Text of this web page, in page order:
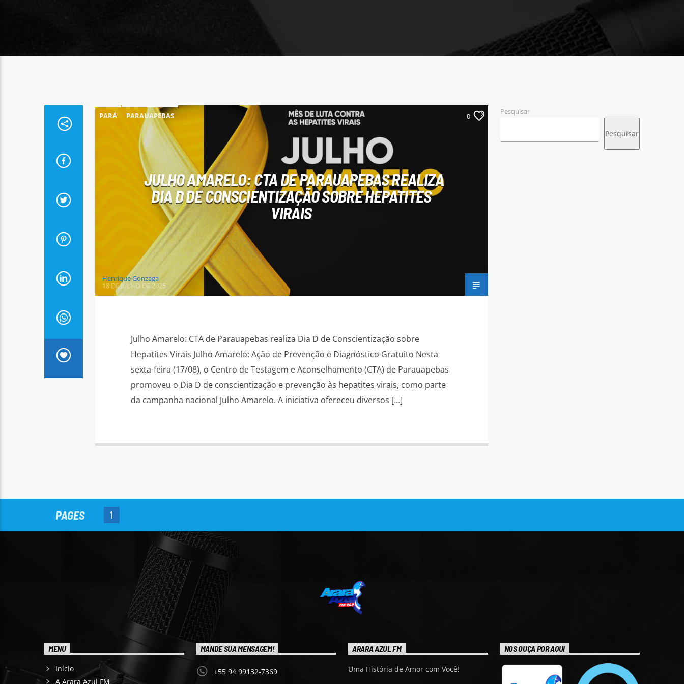
PARÁ PARAUAPEBAS 0
JULHO AMARELO: CTA DE PARAUAPEBAS REALIZA
DIA D DE CONSCIENTIZAÇÃO SOBRE HEPATITES
VIRAIS
Henrique Gonzaga
18 DE JULHO DE 2025
Julho Amarelo: CTA de Parauapebas realiza Dia D de Conscientização sobre
Hepatites Virais Julho Amarelo: Ação de Prevenção e Diagnóstico Gratuito Nesta
sexta-feira (17/08), o Centro de Testagem e Aconselhamento (CTA) de Parauapebas
promoveu o Dia D de conscientização e prevenção às hepatites virais, como parte
da campanha nacional Julho Amarelo. A iniciativa ofereceu diversos […]
Pesquisar
Pesquisar
PAGES 1
MENU
Início
A Arara Azul FM
MANDE SUA MENSAGEM!
+55 94 99132-7369
ARARA AZUL FM
Uma História de Amor com Você!
NOS OUÇA POR AQUI